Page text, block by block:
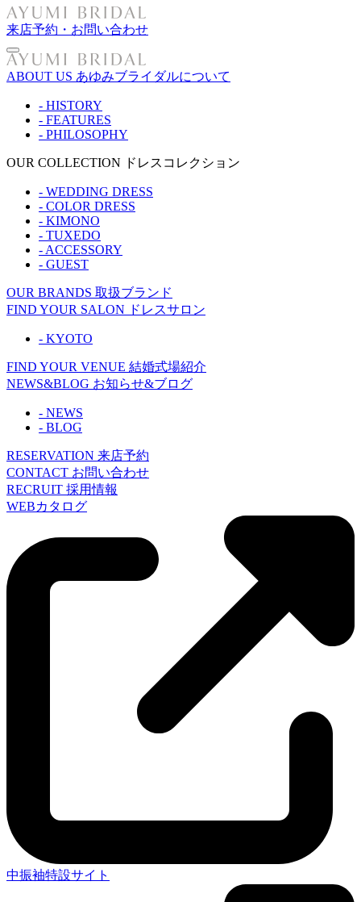
来店予約・お問い合わせ
ABOUT US あゆみブライダルについて
- HISTORY
- FEATURES
- PHILOSOPHY
OUR COLLECTION ドレスコレクション
- WEDDING DRESS
- COLOR DRESS
- KIMONO
- TUXEDO
- ACCESSORY
- GUEST
OUR BRANDS 取扱ブランド
FIND YOUR SALON ドレスサロン
- KYOTO
FIND YOUR VENUE 結婚式場紹介
NEWS&BLOG お知らせ&ブログ
- NEWS
- BLOG
RESERVATION 来店予約
CONTACT お問い合わせ
RECRUIT 採用情報
WEBカタログ
中振袖特設サイト